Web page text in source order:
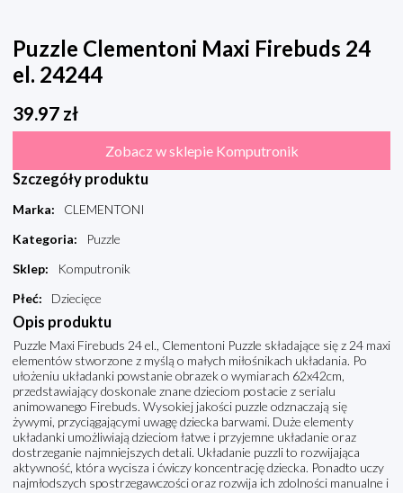
Puzzle Clementoni Maxi Firebuds 24
el. 24244
39.97 zł
Zobacz w sklepie Komputronik
Szczegóły produktu
Marka:
CLEMENTONI
Kategoria:
Puzzle
Sklep:
Komputronik
Płeć: Dziecięce
Opis produktu
Puzzle Maxi Firebuds 24 el., Clementoni Puzzle składające się z 24 maxi
elementów stworzone z myślą o małych miłośnikach układania. Po
ułożeniu układanki powstanie obrazek o wymiarach 62x42cm,
przedstawiający doskonale znane dzieciom postacie z serialu
animowanego Firebuds. Wysokiej jakości puzzle odznaczają się
żywymi, przyciągającymi uwagę dziecka barwami. Duże elementy
układanki umożliwiają dzieciom łatwe i przyjemne układanie oraz
dostrzeganie najmniejszych detali. Układanie puzzli to rozwijająca
aktywność, która wycisza i ćwiczy koncentrację dziecka. Ponadto uczy
najmłodszych spostrzegawczości oraz rozwija ich zdolności manualne i